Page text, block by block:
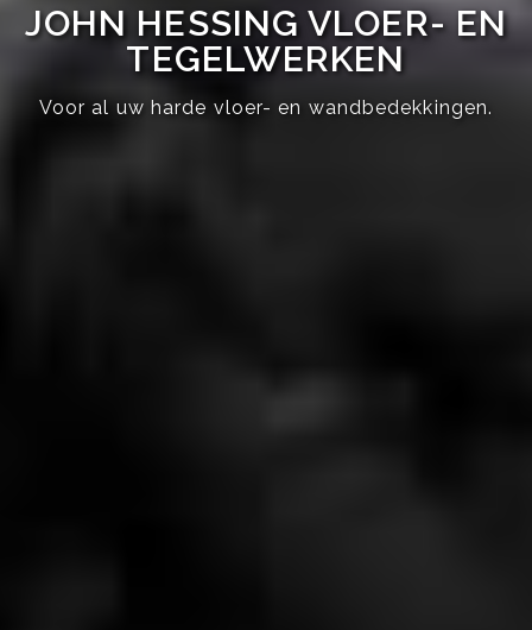
JOHN HESSING VLOER- EN
TEGELWERKEN
Voor al uw harde vloer- en wandbedekkingen.